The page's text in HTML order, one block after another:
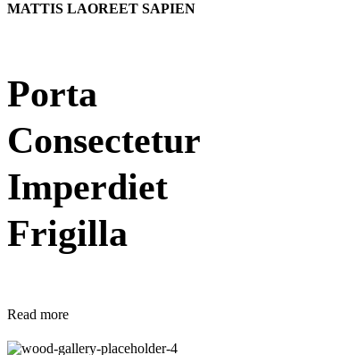
MATTIS LAOREET SAPIEN
Porta
Consectetur
Imperdiet
Frigilla
Read more